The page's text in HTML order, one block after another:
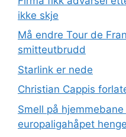
ikke skje
Må endre Tour de
smitteutbrudd
Starlink er nede
Christian Cappis
Smell på
europaligahåpet